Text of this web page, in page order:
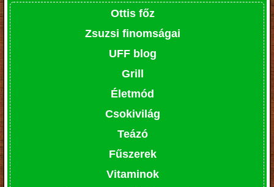
Ottis főz
Zsuzsi finomságai
UFF blog
Grill
Életmód
Csokivilág
Teázó
Fűszerek
Vitaminok